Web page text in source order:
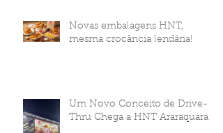
Novas embalagens HNT,
mesma crocância lendária!
Um Novo Conceito de Drive-
Thru Chega a HNT Araraquara